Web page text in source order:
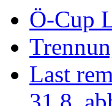
Ö-Cup
Last